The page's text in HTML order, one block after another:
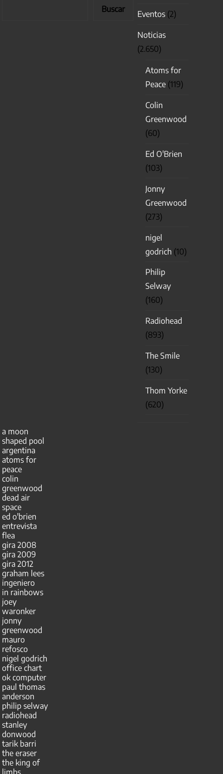
Buscar
Eventos (2)
Noticias
(2.650)
Atoms for
Peace (119)
Colin
Greenwood
(60)
Ed O'Brien
(103)
Jonny
Greenwood
(273)
nigel
godrich (10)
Philip
Selway
(160)
Radiohead
(893)
The Smile
(130)
Thom Yorke
(620)
a moon
shaped pool
argentina
atoms for
peace
colin
greenwood
dead air
space
ed o'brien
entrevista
flea
gira 2008
gira 2009
gira 2012
graham lees
ingeniero
in rainbows
joey
waronker
jonny
greenwood
mauro
refosco
nigel godrich
office chart
ok computer
paul thomas
anderson
philip selway
radiohead
stanley
donwood
tarik barri
the eraser
the king of
limbs